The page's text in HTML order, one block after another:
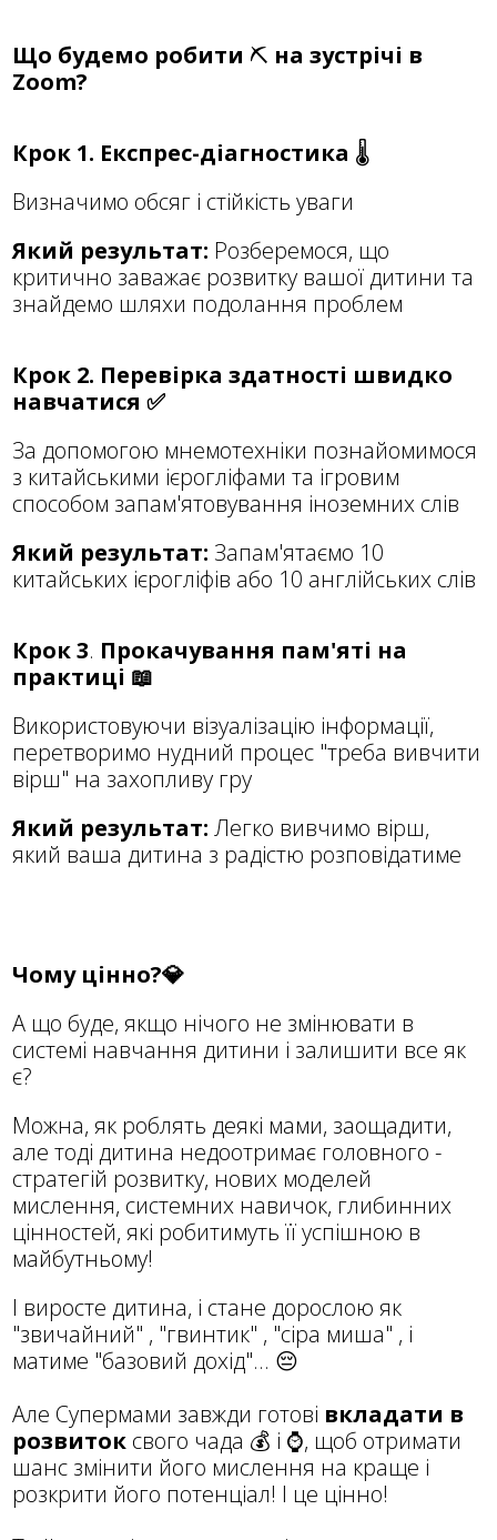
Що будемо робити ⛏ на зустрічі в
Zoom?
Крок 1. Експрес-діагностика 🌡︎
Визначимо обсяг і стійкість уваги
Який результат: Розберемося, що
критично заважає розвитку вашої дитини та
знайдемо шляхи подолання проблем
Крок 2. Перевірка здатності швидко
навчатися ✅
За допомогою мнемотехніки познайомимося
з китайськими ієрогліфами та ігровим
способом запам'ятовування іноземних слів
Який результат: Запам'ятаємо 10
китайських ієрогліфів або 10 англійських слів
Крок 3. Прокачування пам'яті на
практиці 📖
Використовуючи візуалізацію інформації,
перетворимо нудний процес "треба вивчити
вірш" на захопливу гру
Який результат: Легко вивчимо вірш,
який ваша дитина з радістю розповідатиме
Чому цінно?💎
А що буде, якщо нічого не змінювати в
системі навчання дитини і залишити все як
є?
Можна, як роблять деякі мами, заощадити,
але тоді дитина недоотримає головного -
стратегій розвитку, нових моделей
мислення, системних навичок, глибинних
цінностей, які робитимуть її успішною в
майбутньому!
І виросте дитина, і стане дорослою як
"звичайний" , "гвинтик" , "сіра миша" , і
матиме "базовий дохід"... 😔
Але Супермами завжди готові вкладати в
розвиток свого чада 💰 і ⌚, щоб отримати
шанс змінити його мислення на краще і
розкрити його потенціал! І це цінно!